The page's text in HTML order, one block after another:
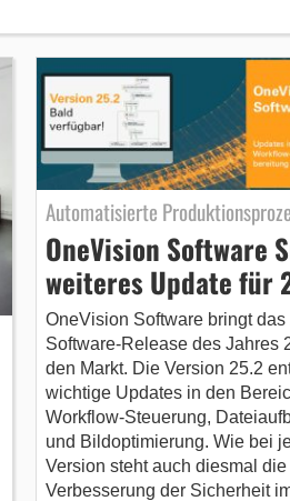
Automatisierte
OneVision Software
weiteres Update für
OneVision Software bringt das
Software-Release des Jahres
den Markt. Die Version 25.2
wichtige Updates in den
Workflow-Steuerung,
und Bildoptimierung. Wie bei
Version steht auch diesmal die
Verbesserung der Sicherheit